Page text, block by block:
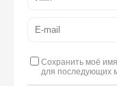
Сохранить моё
для последующих